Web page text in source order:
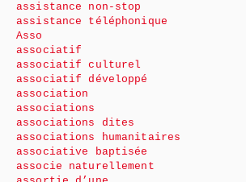
assistance non-stop
assistance téléphonique
Asso
associatif
associatif culturel
associatif développé
association
associations
associations dites
associations humanitaires
associative baptisée
associe naturellement